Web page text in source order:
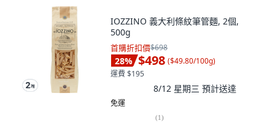
IOZZINO 義大利條紋筆管麵, 2個,
500g
首購折扣價$698
28% $498 ($49.80/100g)
運費 $195
8/12 星期三 預計送達
免運
(1)